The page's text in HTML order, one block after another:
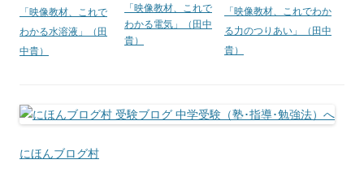
「映像教材、これで
わかる水溶液」（田
中貴）
「映像教材、これで
わかる電気」（田中
貴）
「映像教材、これでわか
る力のつりあい」（田中
貴）
にほんブログ村